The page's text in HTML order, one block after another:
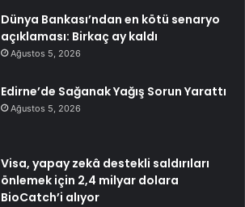
Dünya Bankası’ndan en kötü senaryo
açıklaması: Birkaç ay kaldı
Ağustos 5, 2026
Edirne’de Sağanak Yağış Sorun Yarattı
Ağustos 5, 2026
Visa, yapay zekâ destekli saldırıları
önlemek için 2,4 milyar dolara
BioCatch’i alıyor